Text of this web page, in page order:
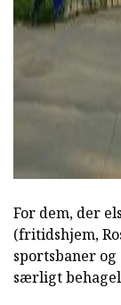
For dem, der
(fritidshjem,
sportsbaner
særligt